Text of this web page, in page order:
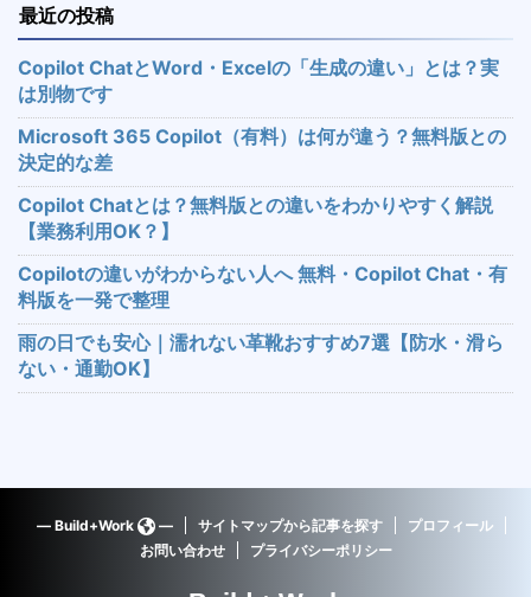
最近の投稿
Copilot ChatとWord・Excelの「生成の違い」とは？実
は別物です
Microsoft 365 Copilot（有料）は何が違う？無料版との
決定的な差
Copilot Chatとは？無料版との違いをわかりやすく解説
【業務利用OK？】
Copilotの違いがわからない人へ 無料・Copilot Chat・有
料版を一発で整理
雨の日でも安心｜濡れない革靴おすすめ7選【防水・滑ら
ない・通勤OK】
― Build+Work ― サイトマップから記事を探す
プロフィール
お問い合わせ
プライバシーポリシー